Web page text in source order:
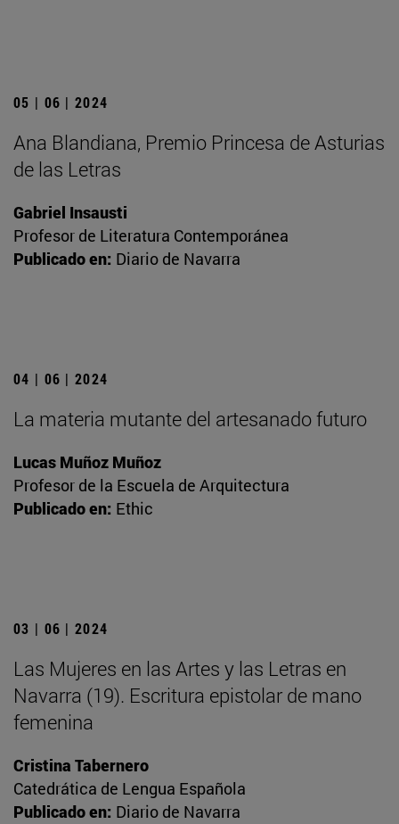
05 | 06 | 2024
Ana Blandiana, Premio Princesa de Asturias
de las Letras
Gabriel Insausti
Profesor de Literatura Contemporánea
Publicado en: Diario de Navarra
04 | 06 | 2024
La materia mutante del artesanado futuro
Lucas Muñoz Muñoz
Profesor de la Escuela de Arquitectura
Publicado en: Ethic
03 | 06 | 2024
Las Mujeres en las Artes y las Letras en
Navarra (19). Escritura epistolar de mano
femenina
Cristina Tabernero
Catedrática de Lengua Española
Publicado en: Diario de Navarra